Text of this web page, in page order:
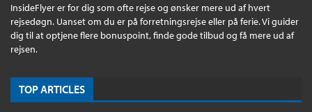
InsideFlyer er for dig som ofte rejse og ønsker mere ud af hvert
rejsedøgn. Uanset om du er på forretningsrejse eller på ferie. Vi guider
dig til at optjene flere bonuspoint, finde gode tilbud og få mere ud af
rejsen.
TOP ARTICLES